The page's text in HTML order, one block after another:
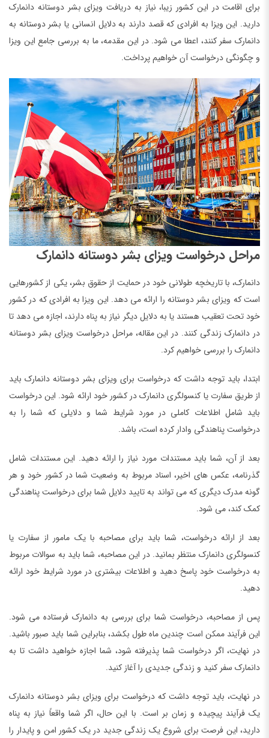
برای اقامت در این کشور زیبا، نیاز به دریافت ویزای بشر دوستانه دانمارک
دارید. این ویزا به افرادی که قصد دارند به دلایل انسانی یا بشر دوستانه به
دانمارک سفر کنند، اعطا می شود. در این مقدمه، ما به بررسی جامع این ویزا
و چگونگی درخواست آن خواهیم پرداخت.
مراحل درخواست ویزای بشر دوستانه دانمارک
دانمارک، با تاریخچه طولانی خود در حمایت از حقوق بشر، یکی از کشورهایی
است که ویزای بشر دوستانه را ارائه می دهد. این ویزا به افرادی که در کشور
خود تحت تعقیب هستند یا به دلایل دیگر نیاز به پناه دارند، اجازه می دهد تا
در دانمارک زندگی کنند. در این مقاله، مراحل درخواست ویزای بشر دوستانه
دانمارک را بررسی خواهیم کرد.
ابتدا، باید توجه داشت که درخواست برای ویزای بشر دوستانه دانمارک باید
از طریق سفارت یا کنسولگری دانمارک در کشور خود ارائه شود. این درخواست
باید شامل اطلاعات کاملی در مورد شرایط شما و دلایلی که شما را به
درخواست پناهندگی وادار کرده است، باشد.
بعد از آن، شما باید مستندات مورد نیاز را ارائه دهید. این مستندات شامل
گذرنامه، عکس های اخیر، اسناد مربوط به وضعیت شما در کشور خود و هر
گونه مدرک دیگری که می تواند به تایید دلایل شما برای درخواست پناهندگی
کمک کند، می شود.
بعد از ارائه درخواست، شما باید برای مصاحبه با یک مامور از سفارت یا
کنسولگری دانمارک منتظر بمانید. در این مصاحبه، شما باید به سوالات مربوط
به درخواست خود پاسخ دهید و اطلاعات بیشتری در مورد شرایط خود ارائه
دهید.
پس از مصاحبه، درخواست شما برای بررسی به دانمارک فرستاده می شود.
این فرآیند ممکن است چندین ماه طول بکشد، بنابراین شما باید صبور باشید.
در نهایت، اگر درخواست شما پذیرفته شود، شما اجازه خواهید داشت تا به
دانمارک سفر کنید و زندگی جدیدی را آغاز کنید.
در نهایت، باید توجه داشت که درخواست برای ویزای بشر دوستانه دانمارک
یک فرآیند پیچیده و زمان بر است. با این حال، اگر شما واقعاً نیاز به پناه
دارید، این فرصت برای شروع یک زندگی جدید در یک کشور امن و پایدار را